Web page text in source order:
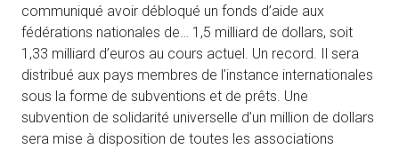
communiqué avoir débloqué un fonds d’aide aux
fédérations nationales de… 1,5 milliard de dollars, soit
1,33 milliard d’euros au cours actuel. Un record. Il sera
distribué aux pays membres de l’instance internationales
sous la forme de subventions et de prêts. Une
subvention de solidarité universelle d’un million de dollars
sera mise à disposition de toutes les associations